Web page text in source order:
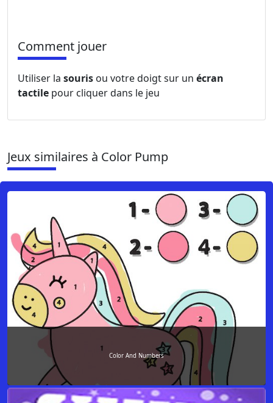
Comment jouer
Utiliser la souris ou votre doigt sur un écran
tactile pour cliquer dans le jeu
Jeux similaires à Color Pump
Color And Numbers